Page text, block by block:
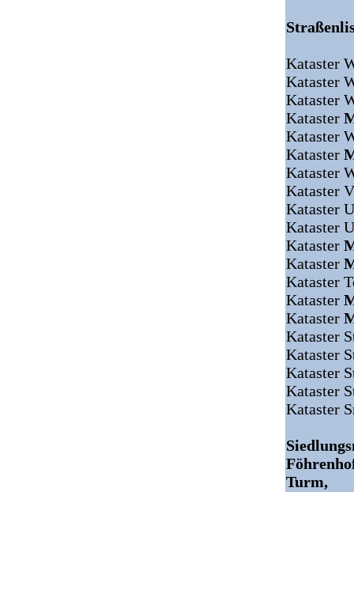
Kataster
Kataster
Kataster
Kataster
Kataster
Kataster
Kataster
Kataster
Kataster
Kataster
Kataster
Kataster
Kataster
Kataster
Kataster
Kataster
Kataster
Kataster
Kataster
Kataster
Turm,